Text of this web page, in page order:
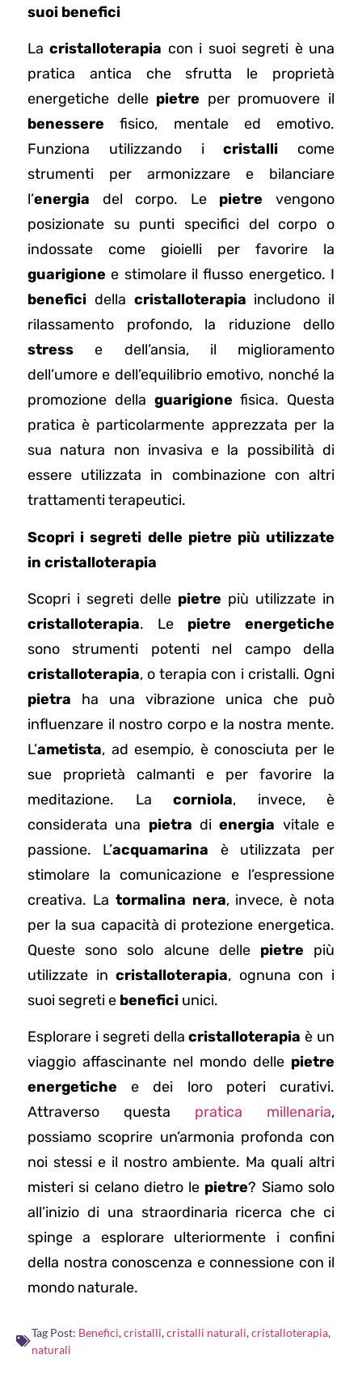
suoi benefici
Lacristalloterapia con i suoi segreti è una
pratica antica che sfrutta le proprietà
energetiche delle pietre per promuovere il
benessere fisico, mentale ed emotivo.
Funziona utilizzando icristalli come
strumenti per armonizzare e bilanciare
l’energia del corpo. Le pietre vengono
posizionate su punti specifici del corpo o
indossate come gioielli per favorire la
guarigione e stimolare il flusso energetico. I
benefici della cristalloterapia includono il
rilassamento profondo, la riduzione dello
stress e dell’ansia, il miglioramento
dell’umore e dell’equilibrio emotivo, nonché la
promozione della guarigione fisica. Questa
pratica è particolarmente apprezzata per la
sua natura non invasiva e la possibilità di
essere utilizzata in combinazione con altri
trattamenti terapeutici.
Scopri i segreti delle pietre più utilizzate
in cristalloterapia
Scopri i segreti delle pietre più utilizzate in
cristalloterapia. Le pietre energetiche
sono strumenti potenti nel campo della
cristalloterapia, o terapia con i cristalli. Ogni
pietra ha una vibrazione unica che può
influenzare il nostro corpo e la nostra mente.
L’ametista, ad esempio, è conosciuta per le
sue proprietà calmanti e per favorire la
meditazione. La corniola, invece, è
considerata una pietra dienergia vitale e
passione. L’acquamarina è utilizzata per
stimolare la comunicazione e l’espressione
creativa. La tormalina nera, invece, è nota
per la sua capacità di protezione energetica.
Queste sono solo alcune delle pietre più
utilizzate incristalloterapia, ognuna con i
suoi segreti e benefici unici.
Esplorare i segreti dellacristalloterapia è un
viaggio affascinante nel mondo delle pietre
energetiche e dei loro poteri curativi.
Attraverso questa pratica millenaria,
possiamo scoprire un’armonia profonda con
noi stessi e il nostro ambiente. Ma quali altri
misteri si celano dietro le pietre? Siamo solo
all’inizio di una straordinaria ricerca che ci
spinge a esplorare ulteriormente i confini
della nostra conoscenza e connessione con il
mondo naturale.
Tag Post: Benefici,cristalli,cristalli naturali,cristalloterapia,
naturali